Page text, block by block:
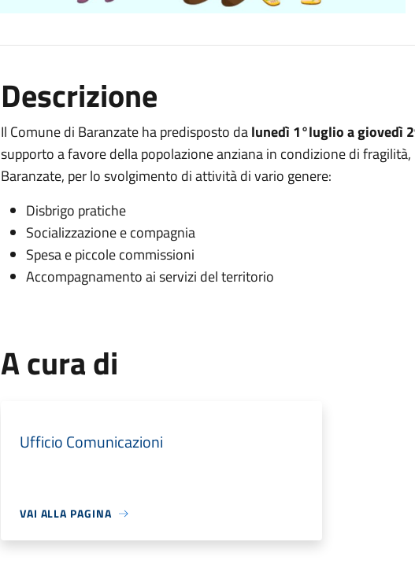
Descrizione
Il Comune di Baranzate ha predisposto dalunedì 1°luglio a giovedì
supporto a favore della popolazione anziana in condizione di
Baranzate, per lo svolgimento di attività di vario genere:
Disbrigo pratiche
Socializzazione e compagnia
Spesa e piccole commissioni
Accompagnamento ai servizi del territorio
A cura di
Ufficio Comunicazioni
VAI ALLA PAGINA